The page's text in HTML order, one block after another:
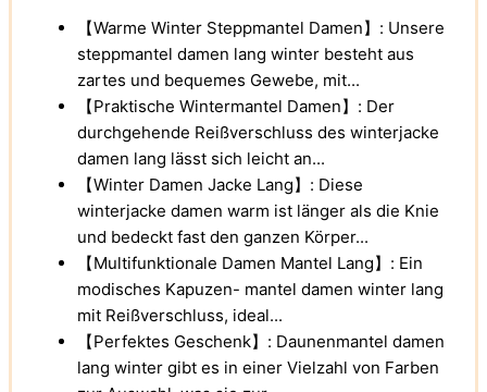
【Warme Winter Steppmantel Damen】: Unsere
steppmantel damen lang winter besteht aus
zartes und bequemes Gewebe, mit...
【Praktische Wintermantel Damen】: Der
durchgehende Reißverschluss des winterjacke
damen lang lässt sich leicht an...
【Winter Damen Jacke Lang】: Diese
winterjacke damen warm ist länger als die Knie
und bedeckt fast den ganzen Körper...
【Multifunktionale Damen Mantel Lang】: Ein
modisches Kapuzen- mantel damen winter lang
mit Reißverschluss, ideal...
【Perfektes Geschenk】: Daunenmantel damen
lang winter gibt es in einer Vielzahl von Farben